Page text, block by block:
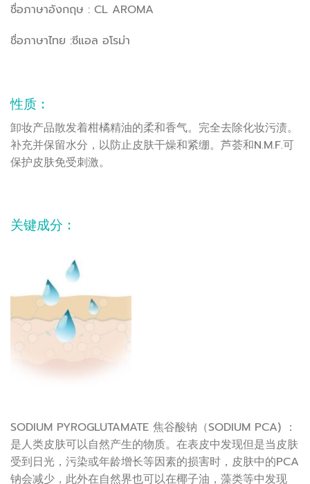
ชื่อภาษาอังกฤษ : CL AROMA
ชื่อภาษาไทย :ซีแอล อโรม่า
性质 :
卸妆产品散发着柑橘精油的柔和香气。完全去除化妆污渍。
补充并保留水分，以防止皮肤干燥和紧绷。芦荟和N.M.F.可
保护皮肤免受刺激。
关键成分 :
SODIUM PYROGLUTAMATE 焦谷酸钠（SODIUM PCA) ：
是人类皮肤可以自然产生的物质。在表皮中发现但是当皮肤
受到日光，污染或年龄增长等因素的损害时，皮肤中的PCA
钠会减少，此外在自然界也可以在椰子油，藻类等中发现